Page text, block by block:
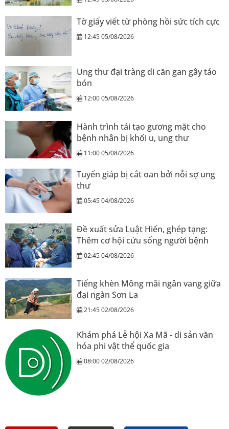
Tờ giấy viết từ phòng hồi sức tích cực
12:45 05/08/2026
Ung thư đại tràng di căn gan gây táo
bón
12:00 05/08/2026
Hành trình tái tạo gương mặt cho
bệnh nhân bị khối u, ung thư
11:00 05/08/2026
Tuyến giáp bị cắt oan bởi nỗi sợ ung
thư
05:45 04/08/2026
Đề xuất sửa Luật Hiến, ghép tạng:
Thêm cơ hội cứu sống người bệnh
02:45 04/08/2026
Tiếng khèn Mông mãi ngân vang giữa
đại ngàn Sơn La
21:45 02/08/2026
Khám phá Lễ hội Xa Mã - di sản văn
hóa phi vật thể quốc gia
08:00 02/08/2026